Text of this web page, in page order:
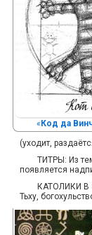
« Код да
(уходит,
ТИТРЫ: Из
появляется
КАТОЛИКИ В
Тьху,